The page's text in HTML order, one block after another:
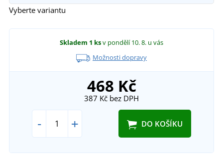
Vyberte variantu
Skladem 1 ksv pondělí 10. 8. u vás
Možnosti dopravy
468 Kč
387 Kč bez DPH
- + DO KOŠÍKU